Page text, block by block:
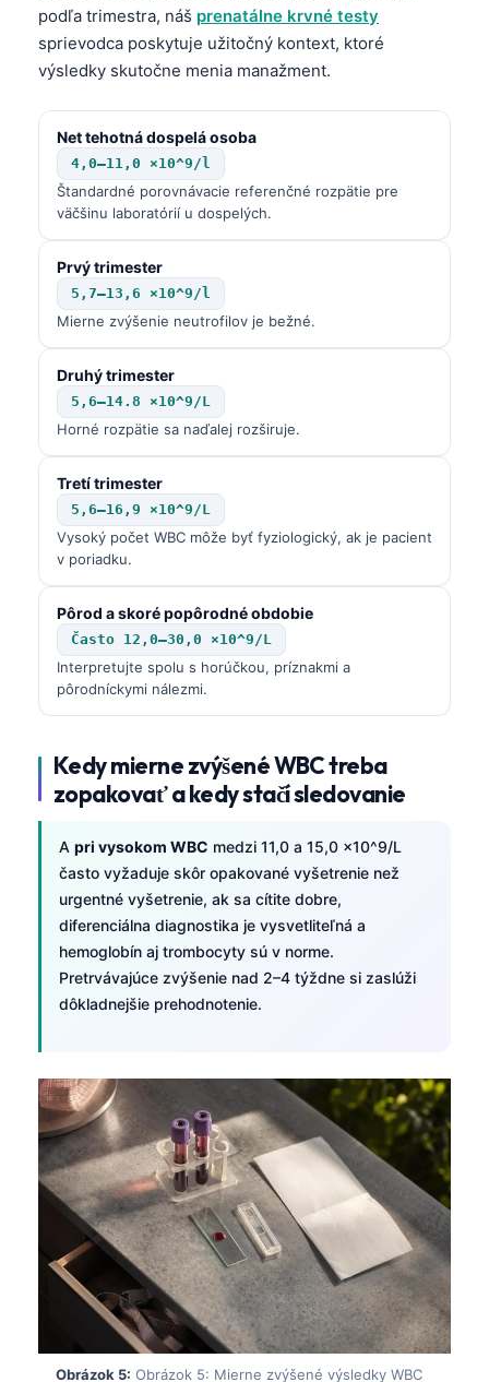
podľa trimestra, náš prenatálne krvné testy
sprievodca poskytuje užitočný kontext, ktoré
výsledky skutočne menia manažment.
Net tehotná dospelá osoba
4,0–11,0 ×10^9/l
Štandardné porovnávacie referenčné rozpätie pre
väčšinu laboratórií u dospelých.
Prvý trimester
5,7–13,6 ×10^9/l
Mierne zvýšenie neutrofilov je bežné.
Druhý trimester
5,6–14.8 ×10^9/L
Horné rozpätie sa naďalej rozširuje.
Tretí trimester
5,6–16,9 ×10^9/L
Vysoký počet WBC môže byť fyziologický, ak je pacient
v poriadku.
Pôrod a skoré popôrodné obdobie
Často 12,0–30,0 ×10^9/L
Interpretujte spolu s horúčkou, príznakmi a
pôrodníckymi nálezmi.
Kedy mierne zvýšené WBC treba
zopakovať a kedy stačí sledovanie
A pri vysokom WBC medzi 11,0 a 15,0 ×10^9/L
často vyžaduje skôr opakované vyšetrenie než
urgentné vyšetrenie, ak sa cítite dobre,
diferenciálna diagnostika je vysvetliteľná a
hemoglobín aj trombocyty sú v norme.
Pretrvávajúce zvýšenie nad 2–4 týždne si zaslúži
dôkladnejšie prehodnotenie.
Obrázok 5: Obrázok 5: Mierne zvýšené výsledky WBC